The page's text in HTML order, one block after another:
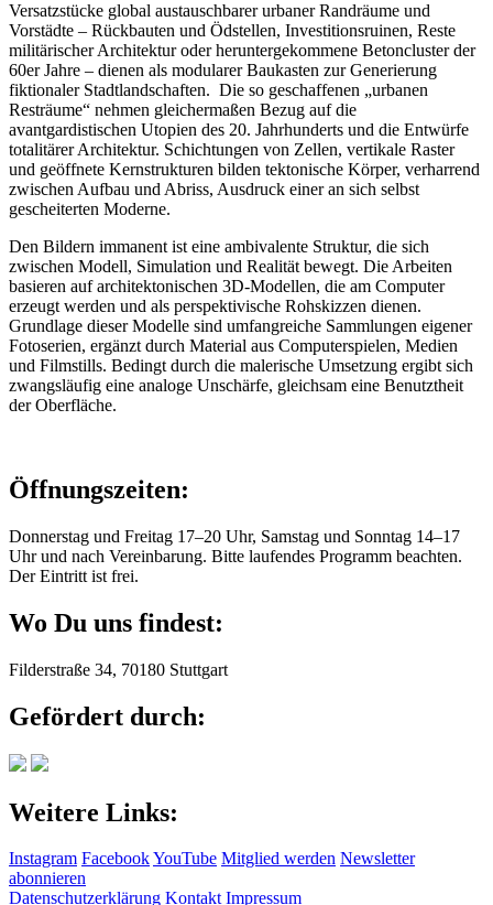
Versatzstücke global austauschbarer urbaner Randräume und
Vorstädte – Rückbauten und Ödstellen, Investitionsruinen, Reste
militärischer Architektur oder heruntergekommene Betoncluster der
60er Jahre – dienen als modularer Baukasten zur Generierung
fiktionaler Stadtlandschaften. Die so geschaffenen „urbanen
Resträume“ nehmen gleichermaßen Bezug auf die
avantgardistischen Utopien des 20. Jahrhunderts und die Entwürfe
totalitärer Architektur. Schichtungen von Zellen, vertikale Raster
und geöffnete Kernstrukturen bilden tektonische Körper, verharrend
zwischen Aufbau und Abriss, Ausdruck einer an sich selbst
gescheiterten Moderne.
Den Bildern immanent ist eine ambivalente Struktur, die sich
zwischen Modell, Simulation und Realität bewegt. Die Arbeiten
basieren auf architektonischen 3D-Modellen, die am Computer
erzeugt werden und als perspektivische Rohskizzen dienen.
Grundlage dieser Modelle sind umfangreiche Sammlungen eigener
Fotoserien, ergänzt durch Material aus Computerspielen, Medien
und Filmstills. Bedingt durch die malerische Umsetzung ergibt sich
zwangsläufig eine analoge Unschärfe, gleichsam eine Benutztheit
der Oberfläche.
Öffnungszeiten:
Donnerstag und Freitag 17–20 Uhr, Samstag und Sonntag 14–17
Uhr und nach Vereinbarung. Bitte laufendes Programm beachten.
Der Eintritt ist frei.
Wo Du uns findest:
Filderstraße 34, 70180 Stuttgart
Gefördert durch:
Weitere Links:
Instagram FacebookYouTube Mitglied werden Newsletter
abonnieren
Datenschutzerklärung KontaktImpressum